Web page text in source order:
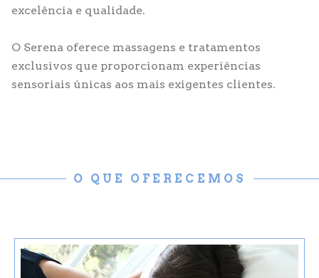
excelência e qualidade.
O Serena oferece massagens e tratamentos
exclusivos que proporcionam experiências
sensoriais únicas aos mais exigentes clientes.
O QUE OFERECEMOS